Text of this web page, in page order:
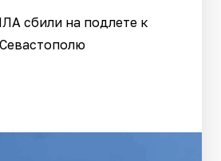
сбили на подлете к
Севастополю